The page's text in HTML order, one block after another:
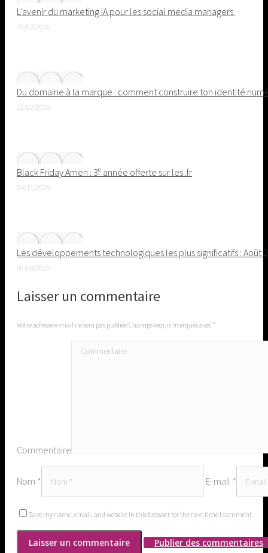
L’avenir du marketing IA pour les social media managers
19/02/2026
Du domaine à la marque : comment construire ton identité
12/02/2026
Black Friday Amen : 3ᵉ année offerte sur les .fr
24/11/2025
Les développements technologiques les plus significatifs : Août
08/08/2025
Laisser un commentaire
Votre adresse e-mail ne sera pas publiée Champs requis marqués avec *
Commentaire
Nom * E-mail *
Save my name, email, and website in this browser for the next time I comment.
Publier des commentaires